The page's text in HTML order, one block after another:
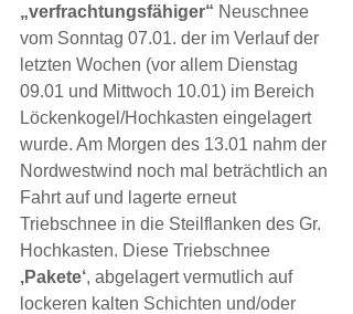
„verfrachtungsfähiger“ Neuschnee
vom Sonntag 07.01. der im Verlauf der
letzten Wochen (vor allem Dienstag
09.01 und Mittwoch 10.01) im Bereich
Löckenkogel/Hochkasten eingelagert
wurde. Am Morgen des 13.01 nahm der
Nordwestwind noch mal beträchtlich an
Fahrt auf und lagerte erneut
Triebschnee in die Steilflanken des Gr.
Hochkasten. Diese Triebschnee
‚Pakete‘, abgelagert vermutlich auf
lockeren kalten Schichten und/oder